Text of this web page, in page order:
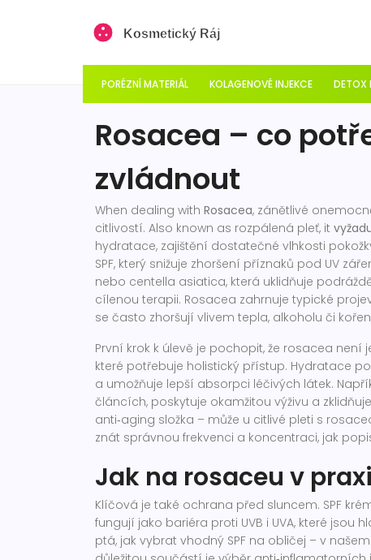
PORÉZNÍ MATERIÁL KOLAGENOVÉ INJEKCE DETOX
Rosacea – co
zvládnout
When dealing with Rosacea, zánětlivé
citlivostí. Also known as rozpálená pleť, it
hydratace, zajištění dostatečné vlhkosti
SPF, který snižuje zhoršení příznaků pod UV
nebo centella asiatica, která uklidňuje
cílenou terapii. Rosacea zahrnuje typické
se často zhoršují vlivem tepla, alkoholu či
První krok k úlevě je pochopit, že rosacea
které potřebuje holistický přístup. Hydratace
a umožňuje lepší absorpci léčivých látek.
článcích, poskytuje okamžitou výživu a
anti‑aging složka – může u citlivé pleti s
znát správnou frekvenci a koncentraci, jak
Jak na rosaceu v praxi
Klíčová je také ochrana před sluncem. SPF
fungují jako bariéra proti UVB i UVA, které
ptá, jak vybrat vhodný SPF na obličej – v